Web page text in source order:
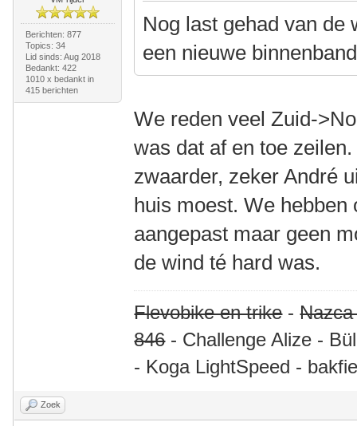
Berichten: 877
Topics: 34
Lid sinds: Aug 2018
Bedankt: 422
1010 x bedankt in
415 berichten
Nog last gehad van de
een nieuwe
We reden veel Zuid-
was dat af en toe
zwaarder, zeker André
huis moest. We hebben
aangepast maar geen
de wind té hard was.
Flevobike en trike-
846- Challenge Alize -
- Koga LightSpeed -
Zoek